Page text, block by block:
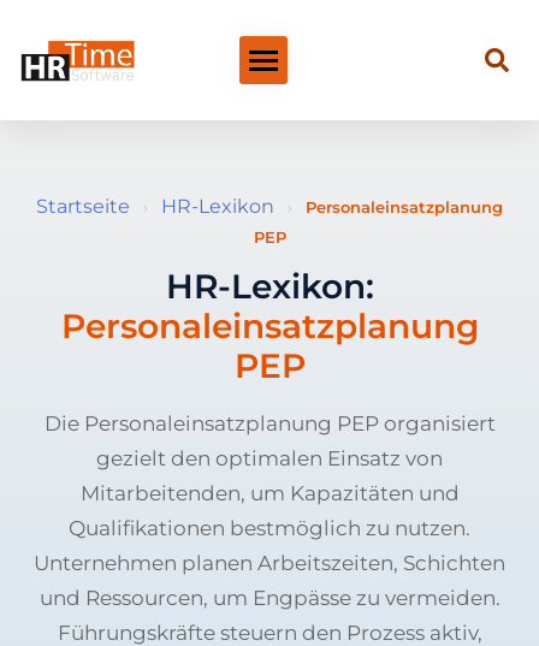
Startseite › HR-Lexikon ›
Personaleinsatzplanung
PEP
HR-Lexikon:
Personaleinsatzplanung
PEP
Die Personaleinsatzplanung PEP organisiert
gezielt den optimalen Einsatz von
Mitarbeitenden, um Kapazitäten und
Qualifikationen bestmöglich zu nutzen.
Unternehmen planen Arbeitszeiten, Schichten
und Ressourcen, um Engpässe zu vermeiden.
Führungskräfte steuern den Prozess aktiv,